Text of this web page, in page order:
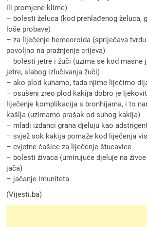
ili promjene klime)
– bolesti želuca (kod prehlađenog želuca,
loše probave)
– za liječenje hemeoroida (spriječava
povoljno na pražnjenje crijeva)
– bolesti jetre i žuči (uzima se kod masne
jetre, slabog izlučivanja žuči)
– ako plod kuhamo, tada njime liječimo
– osušeni zreo plod kakija dobro je
liječenje komplikacija s bronhijama, i to
kašlja (uzimamo prašak od suhog kakija)
– mladi izdanci grana djeluju kao
– svjež sok kakija pomaže kod liječenja
– cvjetne čašice za liječenje štucavice
– bolesti živaca (umirujuće djeluje na
jača)
– jačanje imuniteta.
(Vijesti.ba)